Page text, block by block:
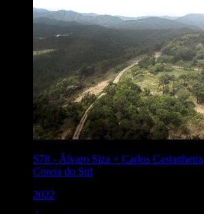
S78 - Álvaro Siza + Carlos
Coreia do Sul
2022